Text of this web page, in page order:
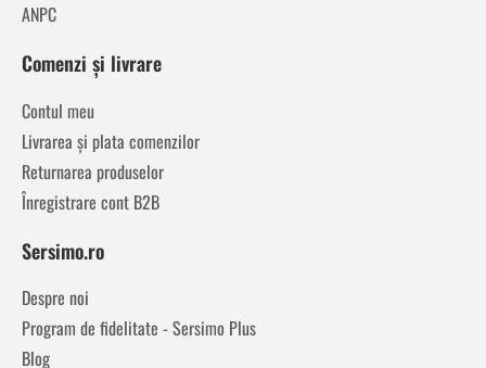
ANPC
Comenzi și livrare
Contul meu
Livrarea și plata comenzilor
Returnarea produselor
Înregistrare cont B2B
Sersimo.ro
Despre noi
Program de fidelitate - Sersimo Plus
Blog